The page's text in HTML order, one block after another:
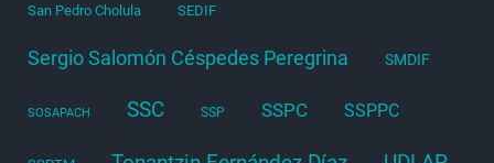
San Pedro Cholula SEDIF
Sergio Salomón Céspedes Peregrina SMDIF
SOSAPACH SSC SSP SSPC SSPPC